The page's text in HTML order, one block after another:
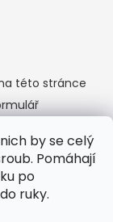
by se celý
Pomáhají
po
ruky.
této stránce